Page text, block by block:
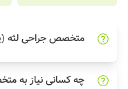
متخصص جراحی لثه
چه کسانی نیاز به